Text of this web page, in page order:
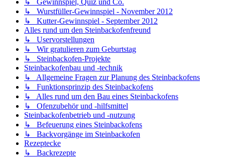
↳ Gewinnspiel, Quiz und Co.
↳ Wurstfüller-Gewinnspiel - November 2012
↳ Kutter-Gewinnspiel - September 2012
Alles rund um den Steinbackofenfreund
↳ Uservorstellungen
↳ Wir gratulieren zum Geburtstag
↳ Steinbackofen-Projekte
Steinbackofenbau und -technik
↳ Allgemeine Fragen zur Planung des Steinbackofens
↳ Funktionsprinzip des Steinbackofens
↳ Alles rund um den Bau eines Steinbackofens
↳ Ofenzubehör und -hilfsmittel
Steinbackofenbetrieb und -nutzung
↳ Befeuerung eines Steinbackofens
↳ Backvorgänge im Steinbackofen
Rezeptecke
↳ Backrezepte